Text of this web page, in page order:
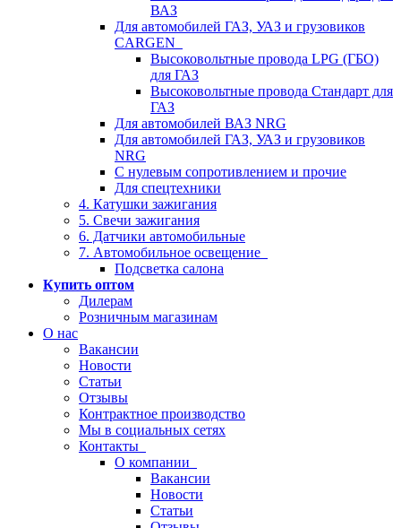
ВАЗ
Для автомобилей ГАЗ, УАЗ и грузовиков
CARGEN
Высоковольтные провода LPG (ГБО)
для ГАЗ
Высоковольтные провода Стандарт для
ГАЗ
Для автомобилей ВАЗ NRG
Для автомобилей ГАЗ, УАЗ и грузовиков
NRG
С нулевым сопротивлением и прочие
Для спецтехники
4. Катушки зажигания
5. Свечи зажигания
6. Датчики автомобильные
7. Автомобильное освещение
Подсветка салона
Купить оптом
Дилерам
Розничным магазинам
О нас
Вакансии
Новости
Статьи
Отзывы
Контрактное производство
Мы в социальных сетях
Контакты
О компании
Вакансии
Новости
Статьи